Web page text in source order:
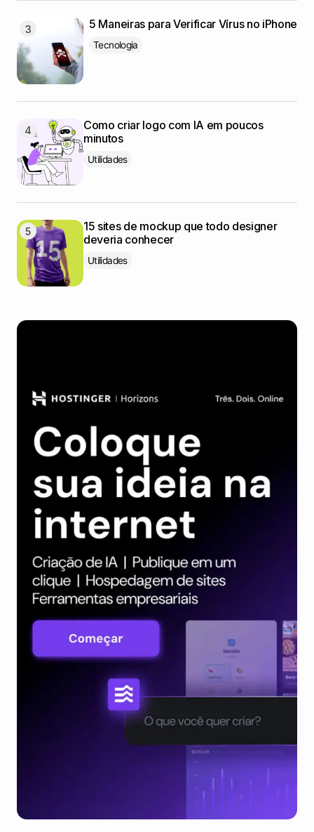
5 Maneiras para Verificar Vírus no iPhone
Tecnologia
Como criar logo com IA em poucos
minutos
Utilidades
15 sites de mockup que todo designer
deveria conhecer
Utilidades